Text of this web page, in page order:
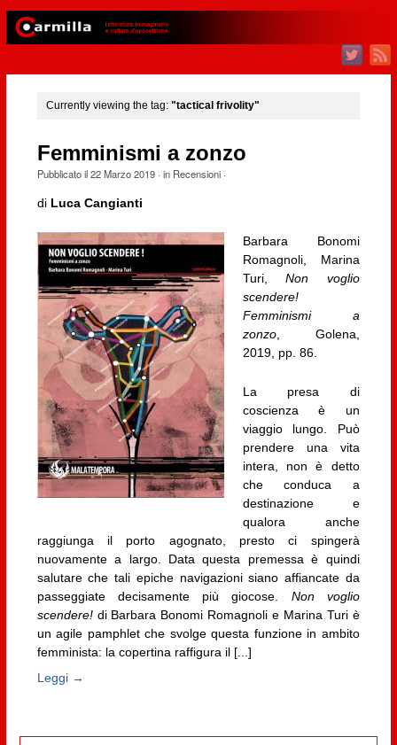
Currently viewing the tag: "tactical frivolity"
Femminismi a zonzo
Pubblicato il22 Marzo 2019· in Recensioni·
di Luca Cangianti
Barbara Bonomi
Romagnoli, Marina
Turi,Non voglio
scendere!
Femminismi a
zonzo, Golena,
2019, pp. 86.
La presa di
coscienza è un
viaggio lungo. Può
prendere una vita
intera, non è detto
che conduca a
destinazione e
qualora anche
raggiunga il porto agognato, presto ci spingerà
nuovamente a largo. Data questa premessa è quindi
salutare che tali epiche navigazioni siano affiancate da
passeggiate decisamente più giocose. Non voglio
scendere!di Barbara Bonomi Romagnoli e Marina Turi è
un agile pamphlet che svolge questa funzione in ambito
femminista: la copertina raffigura il [...]
Leggi →